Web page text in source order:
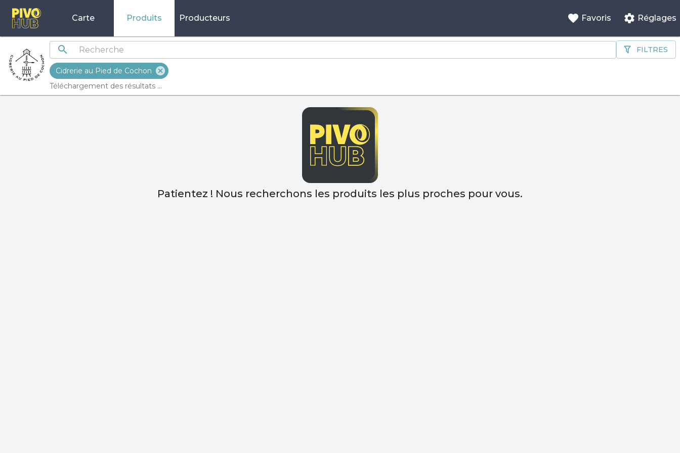
Carte Produits Producteurs Favoris Réglages
FILTRES
Cidrerie au Pied de Cochon
Téléchargement des résultats ...
Patientez ! Nous recherchons les produits les plus proches pour vous.